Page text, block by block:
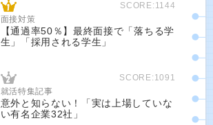
SCORE:1144
面接対策
【通過率50％】最終面接で「落ちる学
生」「採用される学生」
SCORE:1091
就活特集記事
意外と知らない！「実は上場していな
い有名企業32社」